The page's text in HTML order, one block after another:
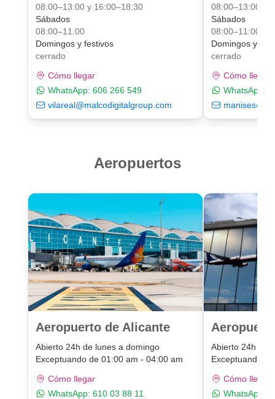
08:00–13:00 y 16:00–18:30
Sábados
08:00–11:00
Domingos y festivos
cerrado
Cómo llegar
WhatsApp: 606 266 549
vilareal@malcodigitalgroup.com
08:00–13:00 y
Sábados
08:00–11:00
Domingos y
cerrado
Cómo llegar
WhatsApp:
Aeropuertos
Aeropuerto de Alicante
Abierto 24h de lunes a domingo
Exceptuando de 01:00 am - 04:00 am
Cómo llegar
WhatsApp: 610 03 88 11
Abierto 24h de
Exceptuando
Cómo llegar
WhatsApp: